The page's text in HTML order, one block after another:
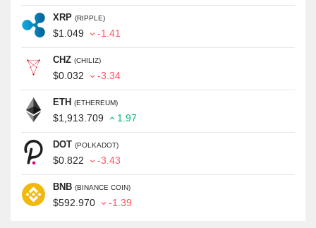
XRP (RIPPLE)
$1.049 -1.41
CHZ (CHILIZ)
$0.032 -3.34
ETH (ETHEREUM)
$1,913.709 1.97
DOT (POLKADOT)
$0.822 -3.43
BNB (BINANCE COIN)
$592.970 -1.39